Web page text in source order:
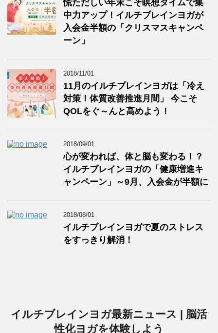
慌ただしい年末こそ瞑想タイムで集
中力アップ！イルチブレインヨガが
入会金半額の「クリスマスキャンペ
ーン」
2018/11/01
11月のイルチブレインヨガは「冷え
対策！体質改善推進月間」 今こそ
QOLをぐ～んと高めよう！
2018/09/01
心が変われば、体と脳も変わる！？
イルチブレインヨガの「健康増進キ
ャンペーン」～9月、入会金が半額に
2018/08/01
イルチブレインヨガで夏のストレス
をすっきり解消！
イルチブレインヨガ最新ニュース | 脳活
性化ヨガを体験しよう